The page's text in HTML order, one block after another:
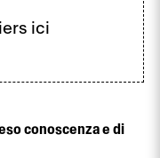
ici
conoscenza e di